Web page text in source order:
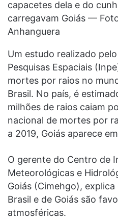
capacetes dela e do
carregavam Goiás —
Anhanguera
Um estudo realizado
Pesquisas Espaciais
mortes por raios no
Brasil. No país, é
milhões de raios caiam
nacional de mortes por
a 2019, Goiás aparece
O gerente do Centro de
Meteorológicas e
Goiás (Cimehgo),
Brasil e de Goiás são
atmosféricas.